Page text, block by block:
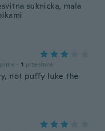
suknicka, mala
· 1 przesłane
not puffy luke the